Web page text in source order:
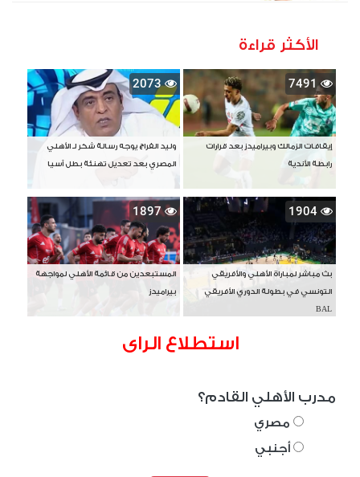
الأكثر قراءة
7491
إيقافات الزمالك وبيراميدز بعد قرارات
رابطة الأندية
2073
وليد الفراج يوجه رسالة شكر لـ الأهلي
المصري بعد تعديل تهنئة بطل آسيا
1904
بث مباشر لمباراة الأهلي والأفريقي
التونسي في بطولة الدوري الأفريقي
BAL
1897
المستبعدين من قائمة الأهلي لمواجهة
بيراميدز
استطلاع الراى
مدرب الأهلي القادم؟
مصري
أجنبي